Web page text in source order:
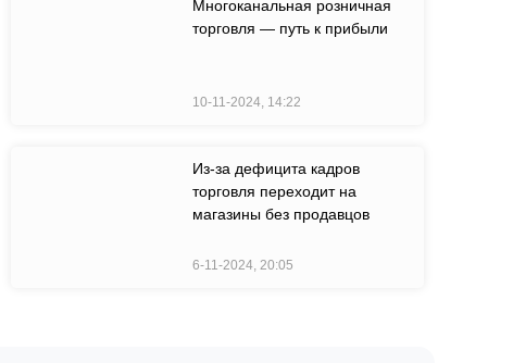
Многоканальная розничная
торговля — путь к прибыли
10-11-2024, 14:22
Из-за дефицита кадров
торговля переходит на
магазины без продавцов
6-11-2024, 20:05